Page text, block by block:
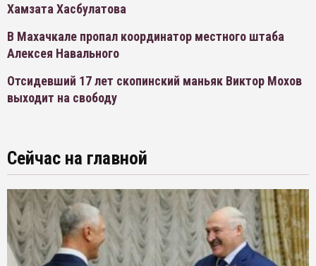
Хамзата Хасбулатова
В Махачкале пропал координатор местного штаба
Алексея Навального
Отсидевший 17 лет скопинский маньяк Виктор Мохов
выходит на свободу
Сейчас на главной